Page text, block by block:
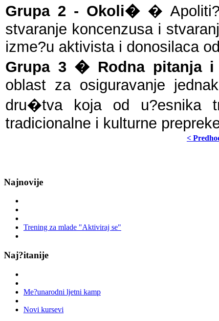
Grupa 2 - Okoli��
stvaranje koncenzusa i
izme?u aktivista i donosilaca
Grupa 3 � Rodna pitanja i
oblast za osiguravanje
dru�tva koja od u?esnika
tradicionalne i kulturne
<
Najnovije
Trening za mlade "Aktiviraj se"
Naj?itanije
Me?unarodni ljetni kamp
Novi kursevi